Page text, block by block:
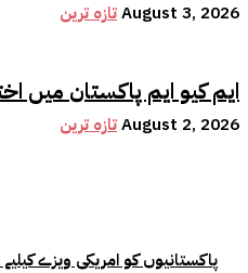
تازہ ترینAugust 3, 2026
ایم کیو ایم پاکستان میں
تازہ ترینAugust 2, 2026
پاکستانیوں کو امریکی ویزے